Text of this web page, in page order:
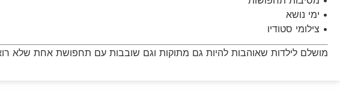
• ימי נושא
• צילומי סטודיו
מושלם לילדות שאוהבות להיות גם מתוקות וגם שובבות עם תחפושת אחת שלא